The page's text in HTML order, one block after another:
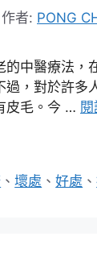
作者: PONG
的中醫療法，
過，對於許多
皮毛。今 …
、壞處 、好處 、